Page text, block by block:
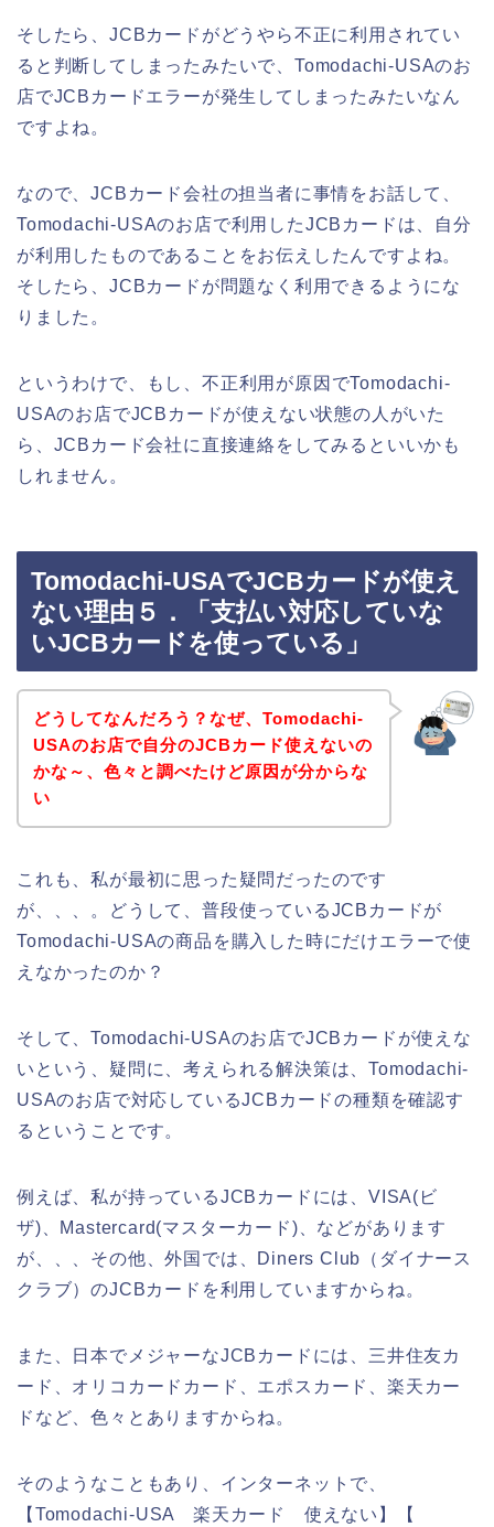
そしたら、JCBカードがどうやら不正に利用されてい
ると判断してしまったみたいで、Tomodachi-USAのお
店でJCBカードエラーが発生してしまったみたいなん
ですよね。
なので、JCBカード会社の担当者に事情をお話して、
Tomodachi-USAのお店で利用したJCBカードは、自分
が利用したものであることをお伝えしたんですよね。
そしたら、JCBカードが問題なく利用できるようにな
りました。
というわけで、もし、不正利用が原因でTomodachi-
USAのお店でJCBカードが使えない状態の人がいた
ら、JCBカード会社に直接連絡をしてみるといいかも
しれません。
Tomodachi-USAでJCBカードが使え
ない理由５．「支払い対応していな
いJCBカードを使っている」
どうしてなんだろう？なぜ、Tomodachi-
USAのお店で自分のJCBカード使えないの
かな～、色々と調べたけど原因が分からな
い
これも、私が最初に思った疑問だったのです
が、、、。どうして、普段使っているJCBカードが
Tomodachi-USAの商品を購入した時にだけエラーで使
えなかったのか？
そして、Tomodachi-USAのお店でJCBカードが使えな
いという、疑問に、考えられる解決策は、Tomodachi-
USAのお店で対応しているJCBカードの種類を確認す
るということです。
例えば、私が持っているJCBカードには、VISA(ビ
ザ)、Mastercard(マスターカード)、などがあります
が、、、その他、外国では、Diners Club（ダイナース
クラブ）のJCBカードを利用していますからね。
また、日本でメジャーなJCBカードには、三井住友カ
ード、オリコカードカード、エポスカード、楽天カー
ドなど、色々とありますからね。
そのようなこともあり、インターネットで、
【Tomodachi-USA 楽天カード 使えない】【